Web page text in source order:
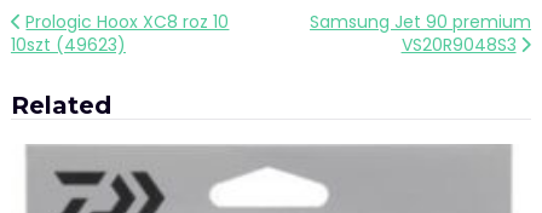
Nawigacja
wpisu
Prologic Hoox XC8 roz 10
10szt (49623)
Samsung Jet 90 premium
VS20R9048S3
Related